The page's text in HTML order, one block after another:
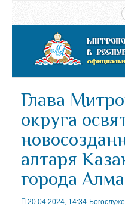
Глава
округа
алтаря
города
20.04.2024, 14:34